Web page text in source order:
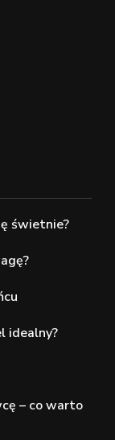
świetnie?
idealny?
– co warto